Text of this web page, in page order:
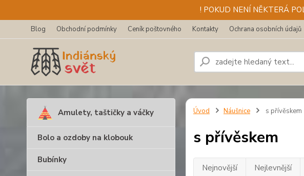
! POKUD NENÍ NĚKTERÁ
Blog Obchodní podmínky Ceník poštovného Kontakty Ochrana osobních údajů
Amulety, taštičky a váčky
Bolo a ozdoby na klobouk
Bubínky
Úvod Náušnice s přívěskem
s přívěskem
Nejnovější Nejlevnější